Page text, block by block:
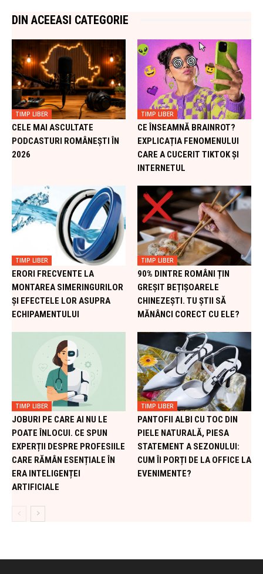
DIN ACEEASI CATEGORIE
TIMP LIBER
CELE MAI ASCULTATE
PODCASTURI ROMÂNEȘTI ÎN
2026
TIMP LIBER
CE ÎNSEAMNĂ BRAINROT?
EXPLICAȚIA FENOMENULUI
CARE A CUCERIT TIKTOK ȘI
INTERNETUL
TIMP LIBER
ERORI FRECVENTE LA
MONTAREA SIMERINGURILOR
ȘI EFECTELE LOR ASUPRA
ECHIPAMENTULUI
TIMP LIBER
90% DINTRE ROMÂNI ȚIN
GREȘIT BEȚIȘOARELE
CHINEZEȘTI. TU ȘTII SĂ
MĂNÂNCI CORECT CU ELE?
TIMP LIBER
JOBURI PE CARE AI NU LE
POATE ÎNLOCUI. CE SPUN
EXPERȚII DESPRE PROFESIILE
CARE RĂMÂN ESENȚIALE ÎN
ERA INTELIGENȚEI
ARTIFICIALE
TIMP LIBER
PANTOFII ALBI CU TOC DIN
PIELE NATURALĂ, PIESA
STATEMENT A SEZONULUI:
CUM ÎI PORȚI DE LA OFFICE LA
EVENIMENTE?